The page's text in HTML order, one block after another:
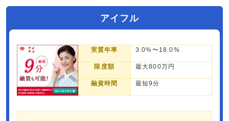
アイフル
実質年率 3.0%〜18.0%
限度額 最大800万円
融資時間 最短9分